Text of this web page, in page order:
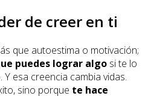
de creer en ti
que autoestima o motivación;
puedes lograr algo si te lo
esa creencia cambia vidas.
sino porque te hace